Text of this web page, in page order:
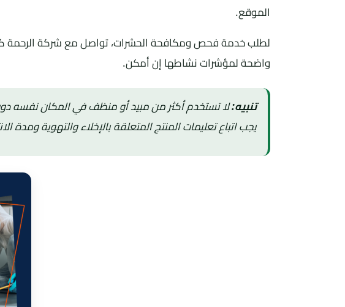
الموقع.
لطلب خدمة فحص ومكافحة الحشرات، تواصل مع شركة الرحمة
واضحة لمؤشرات نشاطها إن أمكن.
تنبيه:لا تستخدم أكثر من مبيد أو منظف في المكان نفسه دون
يجب اتباع تعليمات المنتج المتعلقة بالإخلاء والتهوية ومدة